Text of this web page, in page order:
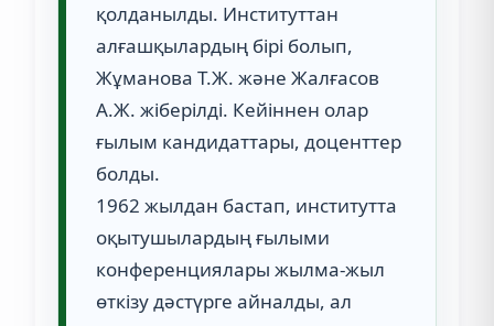
қолданылды. Институттан
алғашқылардың бірі болып,
Жұманова Т.Ж. және Жалғасов
А.Ж. жіберілді. Кейіннен олар
ғылым кандидаттары, доценттер
болды.
1962 жылдан бастап, институтта
оқытушылардың ғылыми
конференциялары жылма-жыл
өткізу дәстүрге айналды, ал